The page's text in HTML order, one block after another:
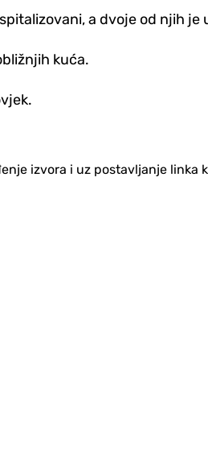
a dvoje od njih
kuća.
izvora i uz postavljanje linka